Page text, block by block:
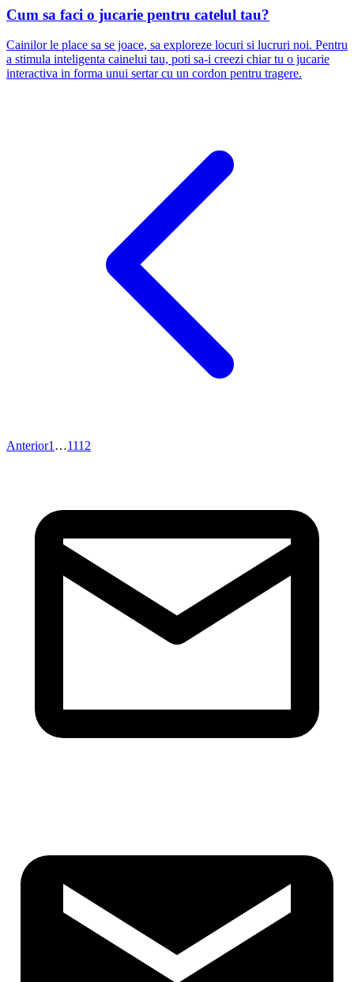
Cum sa faci o jucarie pentru catelul tau?
Cainilor le place sa se joace, sa exploreze locuri si lucruri noi. Pentru
a stimula inteligenta cainelui tau, poti sa-i creezi chiar tu o jucarie
interactiva in forma unui sertar cu un cordon pentru tragere.
Anterior1 …1112